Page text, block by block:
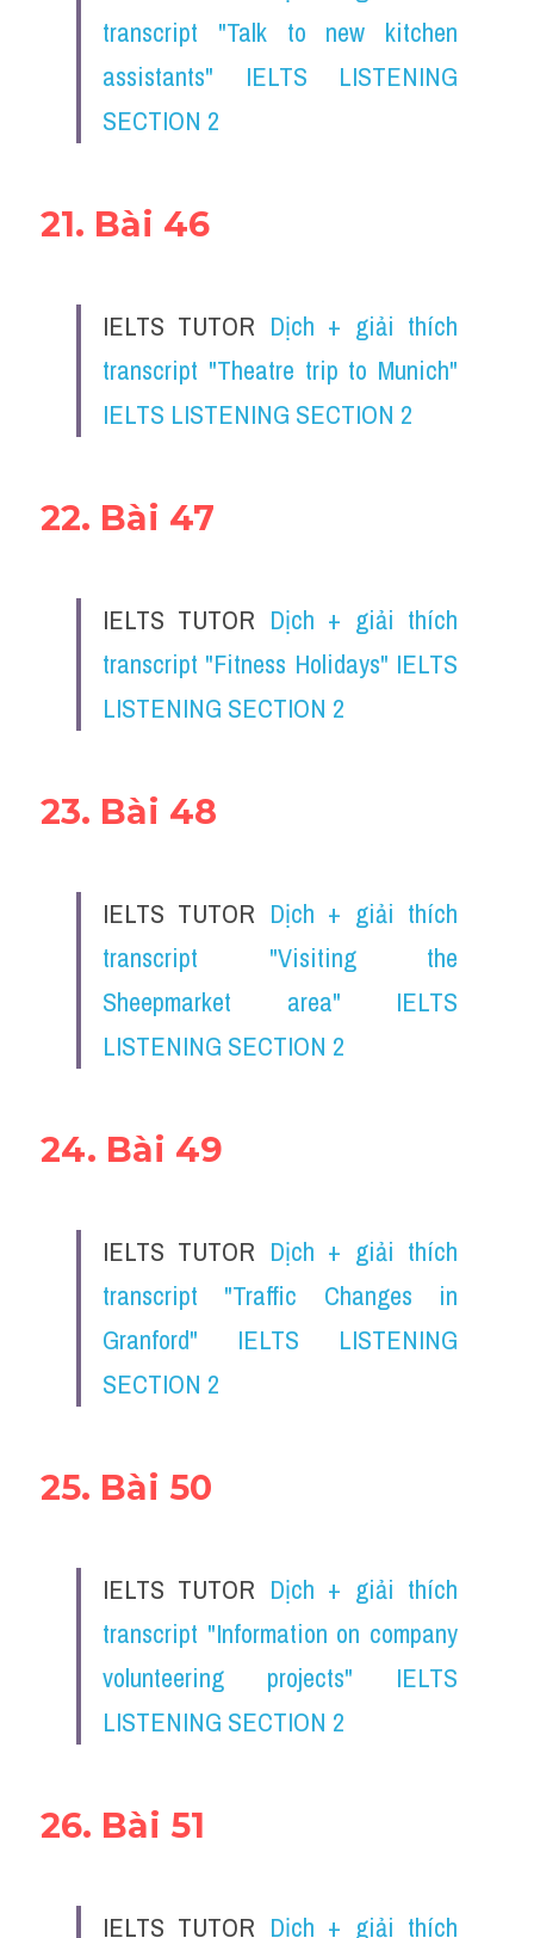
transcript "Talk to new kitchen
assistants" IELTS LISTENING
SECTION 2
21. Bài 46
IELTS TUTOR Dịch + giải thích
transcript "Theatre trip to Munich"
IELTS LISTENING SECTION 2
22. Bài 47
IELTS TUTOR Dịch + giải thích
transcript "Fitness Holidays" IELTS
LISTENING SECTION 2
23. Bài 48
IELTS TUTOR Dịch + giải thích
transcript "Visiting the
Sheepmarket area" IELTS
LISTENING SECTION 2
24. Bài 49
IELTS TUTOR Dịch + giải thích
transcript "Traffic Changes in
Granford" IELTS LISTENING
SECTION 2
25. Bài 50
IELTS TUTOR Dịch + giải thích
transcript "Information on company
volunteering projects" IELTS
LISTENING SECTION 2
26. Bài 51
IELTS TUTOR Dịch + giải thích